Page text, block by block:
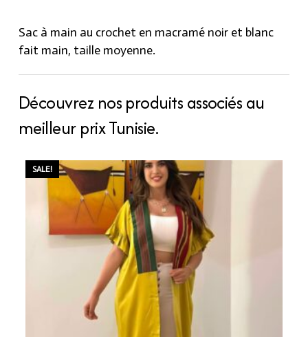
Sac à main au crochet en macramé noir et blanc
fait main, taille moyenne.
Découvrez nos produits associés au
meilleur prix Tunisie.
SALE!